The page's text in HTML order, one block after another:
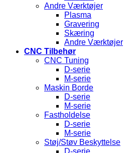
Andre Værktøjer
Plasma
Gravering
Skæring
Andre Værktøjer
CNC Tilbehør
CNC Tuning
D-serie
M-serie
Maskin Borde
D-serie
M-serie
Fastholdelse
D-serie
M-serie
Støj/Støv Beskyttelse
D-serie